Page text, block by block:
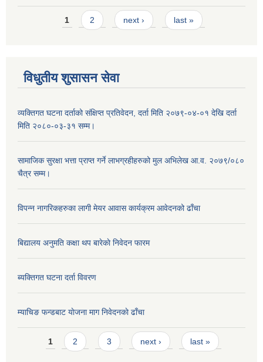
Pages1 2 next › last »
विधुतीय शुसासन सेवा
व्यक्तिगत घटना दर्ताको संक्षिप्त प्रतिवेदन, दर्ता मिति २०७९-०४-०१ देखि दर्ता
मिति २०८०-०३-३१ सम्म।
सामाजिक सुरक्षा भत्ता प्राप्त गर्ने लाभग्रहीहरुको मुल अभिलेख आ.व. २०७९/०८०
चैत्र सम्म।
विपन्न नागरिकहरुका लागी मेयर आवास कार्यक्रम आवेदनको ढाँचा
बिद्यालय अनुमति कक्षा थप बारेकाे निवेदन फारम
ब्यक्तिगत घटना दर्ता विवरण
म्याचिङ फन्डबाट याेजना माग निवेदनकाे ढाँचा
Pages
1 2 3 next › last »